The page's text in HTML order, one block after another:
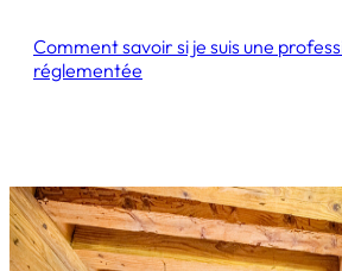
Comment savoir si je suis une
réglementée